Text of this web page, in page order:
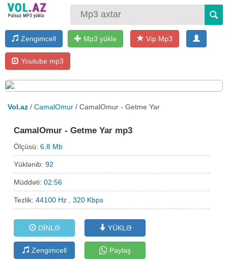
Zengimcell Mp3 yüklə Vip Mp3
Youtube mp3
Vol.az / CamalOmur / CamalOmur - Getme Yar
CamalOmur - Getme Yar mp3
Ölçüsü:6.8 Mb
Yüklənib:92
Müddəti:02:56
Tezlik:44100 Hz , 320 Kbps
DİNLƏ YÜKLƏ
Zengimcell Paylaş